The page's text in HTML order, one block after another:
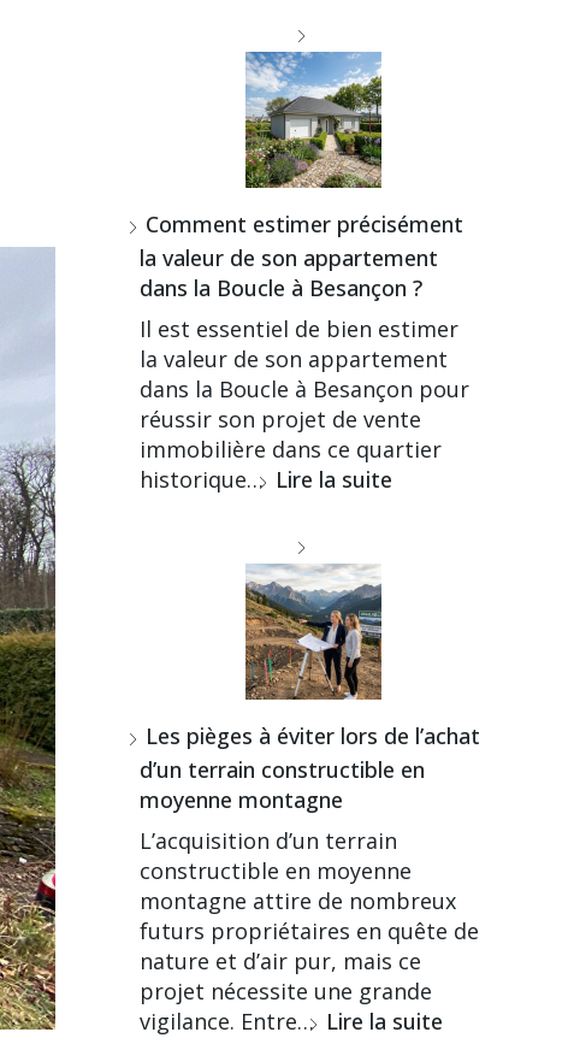
Comment estimer précisément
la valeur de son appartement
dans la Boucle à Besançon ?
Il est essentiel de bien estimer
la valeur de son appartement
dans la Boucle à Besançon pour
réussir son projet de vente
immobilière dans ce quartier
historique… Lire la suite
Les pièges à éviter lors de l’achat
d’un terrain constructible en
moyenne montagne
L’acquisition d’un terrain
constructible en moyenne
montagne attire de nombreux
futurs propriétaires en quête de
nature et d’air pur, mais ce
projet nécessite une grande
vigilance. Entre… Lire la suite